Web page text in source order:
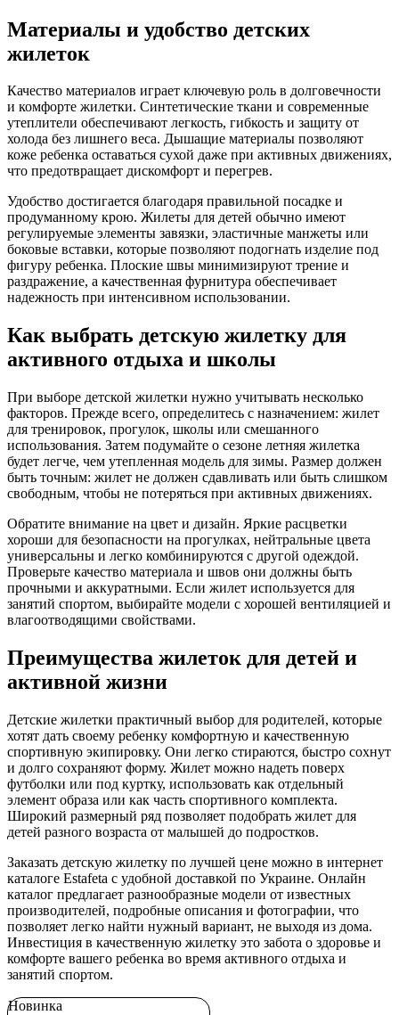
Материалы и удобство детских
жилеток
Качество материалов играет ключевую роль в долговечности
и комфорте жилетки. Синтетические ткани и современные
утеплители обеспечивают легкость, гибкость и защиту от
холода без лишнего веса. Дышащие материалы позволяют
коже ребенка оставаться сухой даже при активных движениях,
что предотвращает дискомфорт и перегрев.
Удобство достигается благодаря правильной посадке и
продуманному крою. Жилеты для детей обычно имеют
регулируемые элементы завязки, эластичные манжеты или
боковые вставки, которые позволяют подогнать изделие под
фигуру ребенка. Плоские швы минимизируют трение и
раздражение, а качественная фурнитура обеспечивает
надежность при интенсивном использовании.
Как выбрать детскую жилетку для
активного отдыха и школы
При выборе детской жилетки нужно учитывать несколько
факторов. Прежде всего, определитесь с назначением: жилет
для тренировок, прогулок, школы или смешанного
использования. Затем подумайте о сезоне летняя жилетка
будет легче, чем утепленная модель для зимы. Размер должен
быть точным: жилет не должен сдавливать или быть слишком
свободным, чтобы не потеряться при активных движениях.
Обратите внимание на цвет и дизайн. Яркие расцветки
хороши для безопасности на прогулках, нейтральные цвета
универсальны и легко комбинируются с другой одеждой.
Проверьте качество материала и швов они должны быть
прочными и аккуратными. Если жилет используется для
занятий спортом, выбирайте модели с хорошей вентиляцией и
влагоотводящими свойствами.
Преимущества жилеток для детей и
активной жизни
Детские жилетки практичный выбор для родителей, которые
хотят дать своему ребенку комфортную и качественную
спортивную экипировку. Они легко стираются, быстро сохнут
и долго сохраняют форму. Жилет можно надеть поверх
футболки или под куртку, использовать как отдельный
элемент образа или как часть спортивного комплекта.
Широкий размерный ряд позволяет подобрать жилет для
детей разного возраста от малышей до подростков.
Заказать детскую жилетку по лучшей цене можно в интернет
каталоге Estafeta с удобной доставкой по Украине. Онлайн
каталог предлагает разнообразные модели от известных
производителей, подробные описания и фотографии, что
позволяет легко найти нужный вариант, не выходя из дома.
Инвестиция в качественную жилетку это забота о здоровье и
комфорте вашего ребенка во время активного отдыха и
занятий спортом.
Новинка